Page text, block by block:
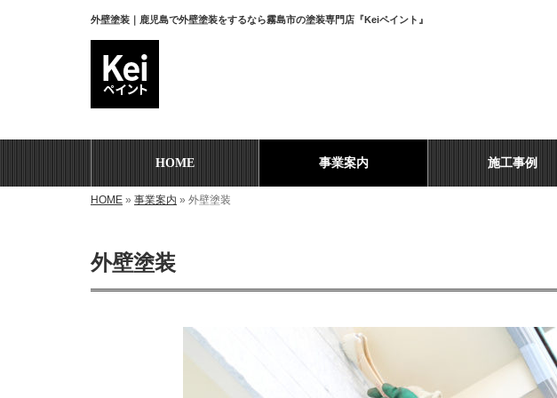
外壁塗装｜鹿児島で外壁塗装をするなら霧島市の塗装専門店『Keiペイント』
HOME 事業案内 施工事例
HOME » 事業案内 » 外壁塗装
外壁塗装